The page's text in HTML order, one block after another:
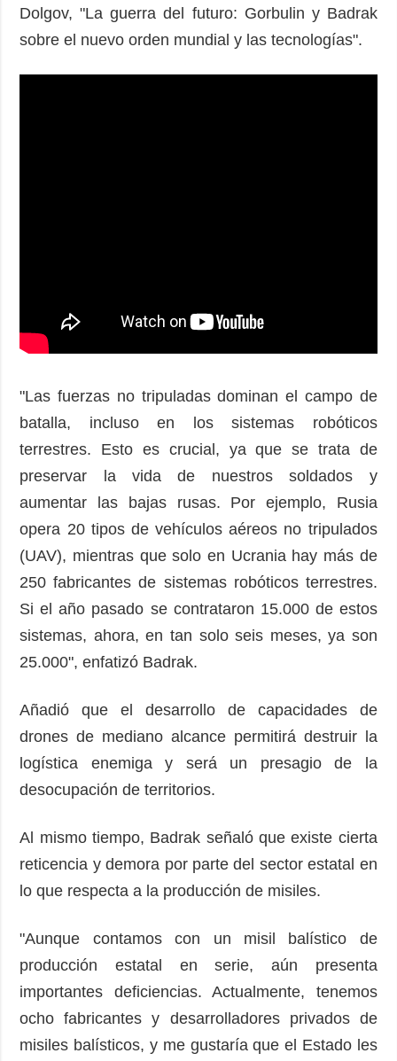
Dolgov, "La guerra del futuro: Gorbulin y Badrak
sobre el nuevo orden mundial y las tecnologías".
"Las fuerzas no tripuladas dominan el campo de
batalla, incluso en los sistemas robóticos
terrestres. Esto es crucial, ya que se trata de
preservar la vida de nuestros soldados y
aumentar las bajas rusas. Por ejemplo, Rusia
opera 20 tipos de vehículos aéreos no tripulados
(UAV), mientras que solo en Ucrania hay más de
250 fabricantes de sistemas robóticos terrestres.
Si el año pasado se contrataron 15.000 de estos
sistemas, ahora, en tan solo seis meses, ya son
25.000", enfatizó Badrak.
Añadió que el desarrollo de capacidades de
drones de mediano alcance permitirá destruir la
logística enemiga y será un presagio de la
desocupación de territorios.
Al mismo tiempo, Badrak señaló que existe cierta
reticencia y demora por parte del sector estatal en
lo que respecta a la producción de misiles.
"Aunque contamos con un misil balístico de
producción estatal en serie, aún presenta
importantes deficiencias. Actualmente, tenemos
ocho fabricantes y desarrolladores privados de
misiles balísticos, y me gustaría que el Estado les